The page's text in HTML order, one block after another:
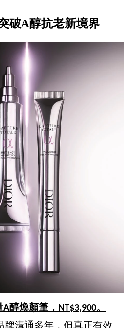
破A醇抗老新境界
醇煥顏筆，NT$3,900。
溝通多年，但真正有效、